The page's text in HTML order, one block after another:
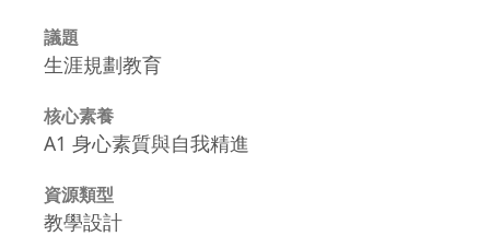
議題
生涯規劃教育
核心素養
A1 身心素質與自我精進
資源類型
教學設計